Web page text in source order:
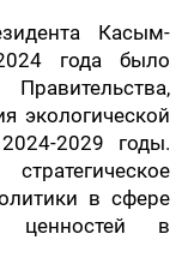
Касым-
года было
экологической
2029 годы.
в сфере
ценностей в